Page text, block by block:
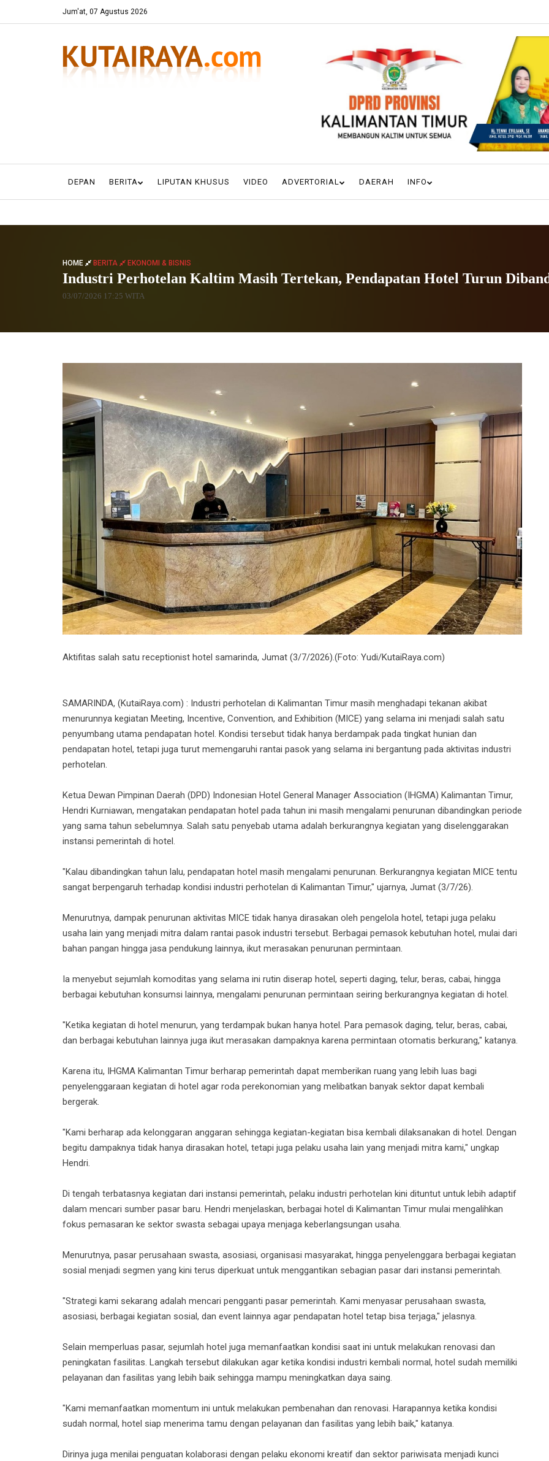
Jum'at, 07 Agustus 2026
DEPAN BERITA LIPUTAN KHUSUS VIDEO ADVERTORIAL DAERAH INFO
HOME BERITA EKONOMI & BISNIS
Industri Perhotelan Kaltim Masih Tertekan, Pendapatan Hotel Turun
03/07/2026 17:25 WITA
Aktifitas salah satu receptionist hotel samarinda, Jumat (3/7/2026).(Foto: Yudi/KutaiRaya.com)
SAMARINDA, (KutaiRaya.com) : Industri perhotelan di Kalimantan Timur masih menghadapi tekanan akibat
menurunnya kegiatan Meeting, Incentive, Convention, and Exhibition (MICE) yang selama ini menjadi salah satu
penyumbang utama pendapatan hotel. Kondisi tersebut tidak hanya berdampak pada tingkat hunian dan
pendapatan hotel, tetapi juga turut memengaruhi rantai pasok yang selama ini bergantung pada aktivitas industri
perhotelan.
Ketua Dewan Pimpinan Daerah (DPD) Indonesian Hotel General Manager Association (IHGMA) Kalimantan Timur,
Hendri Kurniawan, mengatakan pendapatan hotel pada tahun ini masih mengalami penurunan dibandingkan periode
yang sama tahun sebelumnya. Salah satu penyebab utama adalah berkurangnya kegiatan yang diselenggarakan
instansi pemerintah di hotel.
"Kalau dibandingkan tahun lalu, pendapatan hotel masih mengalami penurunan. Berkurangnya kegiatan MICE tentu
sangat berpengaruh terhadap kondisi industri perhotelan di Kalimantan Timur," ujarnya, Jumat (3/7/26).
Menurutnya, dampak penurunan aktivitas MICE tidak hanya dirasakan oleh pengelola hotel, tetapi juga pelaku
usaha lain yang menjadi mitra dalam rantai pasok industri tersebut. Berbagai pemasok kebutuhan hotel, mulai dari
bahan pangan hingga jasa pendukung lainnya, ikut merasakan penurunan permintaan.
Ia menyebut sejumlah komoditas yang selama ini rutin diserap hotel, seperti daging, telur, beras, cabai, hingga
berbagai kebutuhan konsumsi lainnya, mengalami penurunan permintaan seiring berkurangnya kegiatan di hotel.
"Ketika kegiatan di hotel menurun, yang terdampak bukan hanya hotel. Para pemasok daging, telur, beras, cabai,
dan berbagai kebutuhan lainnya juga ikut merasakan dampaknya karena permintaan otomatis berkurang," katanya.
Karena itu, IHGMA Kalimantan Timur berharap pemerintah dapat memberikan ruang yang lebih luas bagi
penyelenggaraan kegiatan di hotel agar roda perekonomian yang melibatkan banyak sektor dapat kembali
bergerak.
"Kami berharap ada kelonggaran anggaran sehingga kegiatan-kegiatan bisa kembali dilaksanakan di hotel. Dengan
begitu dampaknya tidak hanya dirasakan hotel, tetapi juga pelaku usaha lain yang menjadi mitra kami," ungkap
Hendri.
Di tengah terbatasnya kegiatan dari instansi pemerintah, pelaku industri perhotelan kini dituntut untuk lebih adaptif
dalam mencari sumber pasar baru. Hendri menjelaskan, berbagai hotel di Kalimantan Timur mulai mengalihkan
fokus pemasaran ke sektor swasta sebagai upaya menjaga keberlangsungan usaha.
Menurutnya, pasar perusahaan swasta, asosiasi, organisasi masyarakat, hingga penyelenggara berbagai kegiatan
sosial menjadi segmen yang kini terus diperkuat untuk menggantikan sebagian pasar dari instansi pemerintah.
"Strategi kami sekarang adalah mencari pengganti pasar pemerintah. Kami menyasar perusahaan swasta,
asosiasi, berbagai kegiatan sosial, dan event lainnya agar pendapatan hotel tetap bisa terjaga," jelasnya.
Selain memperluas pasar, sejumlah hotel juga memanfaatkan kondisi saat ini untuk melakukan renovasi dan
peningkatan fasilitas. Langkah tersebut dilakukan agar ketika kondisi industri kembali normal, hotel sudah memiliki
pelayanan dan fasilitas yang lebih baik sehingga mampu meningkatkan daya saing.
"Kami memanfaatkan momentum ini untuk melakukan pembenahan dan renovasi. Harapannya ketika kondisi
sudah normal, hotel siap menerima tamu dengan pelayanan dan fasilitas yang lebih baik," katanya.
Dirinya juga menilai penguatan kolaborasi dengan pelaku ekonomi kreatif dan sektor pariwisata menjadi kunci